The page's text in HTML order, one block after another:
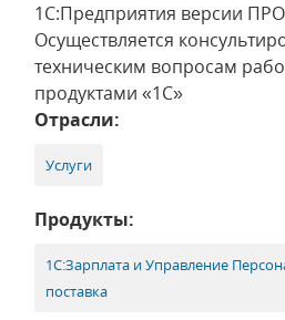
1С:Предприятия версии
Осуществляется
техническим вопросам
продуктами «1С»
Отрасли:
Услуги
Продукты:
1С:Зарплата и Управление
поставка